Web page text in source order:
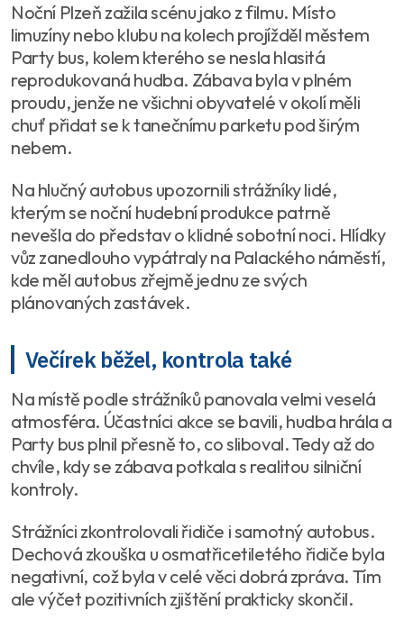
Noční Plzeň zažila scénu jako z filmu. Místo
limuzíny nebo klubu na kolech projížděl městem
Party bus, kolem kterého se nesla hlasitá
reprodukovaná hudba. Zábava byla v plném
proudu, jenže ne všichni obyvatelé v okolí měli
chuť přidat se k tanečnímu parketu pod širým
nebem.
Na hlučný autobus upozornili strážníky lidé,
kterým se noční hudební produkce patrně
nevešla do představ o klidné sobotní noci. Hlídky
vůz zanedlouho vypátraly na Palackého náměstí,
kde měl autobus zřejmě jednu ze svých
plánovaných zastávek.
Večírek běžel, kontrola také
Na místě podle strážníků panovala velmi veselá
atmosféra. Účastníci akce se bavili, hudba hrála a
Party bus plnil přesně to, co sliboval. Tedy až do
chvíle, kdy se zábava potkala s realitou silniční
kontroly.
Strážníci zkontrolovali řidiče i samotný autobus.
Dechová zkouška u osmatřicetiletého řidiče byla
negativní, což byla v celé věci dobrá zpráva. Tím
ale výčet pozitivních zjištění prakticky skončil.